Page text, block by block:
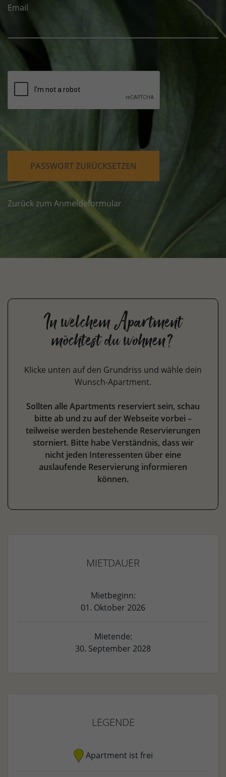
Email
Zurück zum Anmeldeformular
In welchem Apartment
möchtest du wohnen?
Klicke unten auf den Grundriss und wähle dein
Wunsch-Apartment.
Sollten alle Apartments reserviert sein, schau
bitte ab und zu auf der Webseite vorbei –
teilweise werden bestehende Reservierungen
storniert. Bitte habe Verständnis, dass wir
nicht jeden Interessenten über eine
auslaufende Reservierung informieren
können.
MIETDAUER
Mietbeginn:
01. Oktober 2026
Mietende:
30. September 2028
LEGENDE
Apartment ist frei